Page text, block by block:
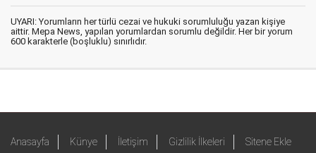
UYARI: Yorumların her türlü cezai ve hukuki sorumluluğu yazan kişiye
aittir. Mepa News, yapılan yorumlardan sorumlu değildir. Her bir yorum
600 karakterle (boşluklu) sınırlıdır.
Anasayfa Künye İletişim Gizlilik İlkeleri Sitene Ekle